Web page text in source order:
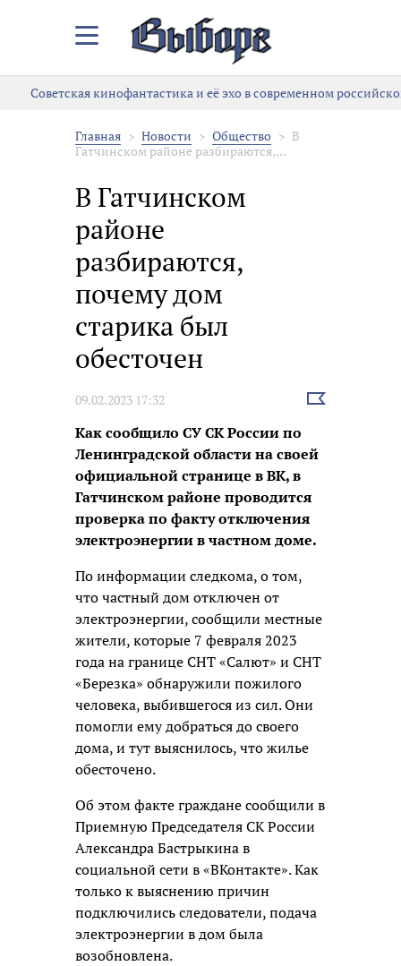
Закрыть/
меню
Советская кинофантастика и её эхо в современном
Главная Новости Общество
В
Гатчинском районе разбираются,...
В Гатчинском
районе
разбираются,
почему дом
старика был
обесточен
09.02.2023 17:32
Выбрать
Как сообщило СУ СК России по
Ленинградской области на своей
официальной странице в ВК, в
Гатчинском районе проводится
проверка по факту отключения
электроэнергии в частном доме.
По информации следкома, о том,
что частный дом отключен от
электроэнергии, сообщили местные
жители, которые 7 февраля 2023
года на границе СНТ «Салют» и СНТ
«Березка» обнаружили пожилого
человека, выбившегося из сил. Они
помогли ему добраться до своего
дома, и тут выяснилось, что жилье
обесточено.
Об этом факте граждане сообщили в
Приемную Председателя СК России
Александра Бастрыкина в
социальной сети в «ВКонтакте». Как
только к выяснению причин
подключились следователи, подача
электроэнергии в дом была
возобновлена.